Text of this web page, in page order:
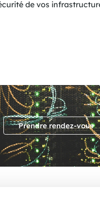
de vos
Prendre rendez-vous